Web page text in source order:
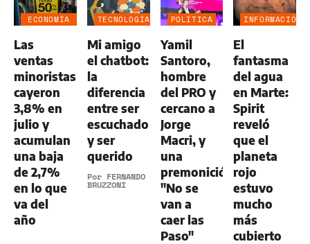
ECONOMÍA
Las
ventas
minoristas
cayeron
3,8% en
julio y
acumulan
una baja
de 2,7%
en lo que
va del
año
TECNOLOGÍA
Mi amigo
el chatbot:
la
diferencia
entre ser
escuchado
y ser
querido
Por FERNANDO
BRUZZONI
POLÍTICA
Yamil
Santoro,
hombre
del PRO y
cercano a
Jorge
Macri, y
una
premonición:
"No se
van a
caer las
Paso"
INFORMACIÓN
El
fantasma
del agua
en Marte:
Spirit
reveló
que el
planeta
rojo
estuvo
mucho
más
cubierto